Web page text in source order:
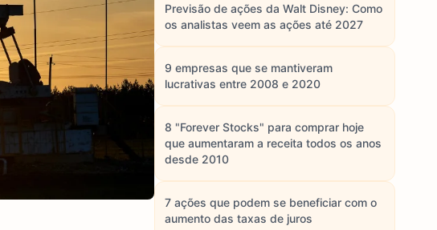
Previsão de ações da Walt Disney: Como
os analistas veem as ações até 2027
9 empresas que se mantiveram
lucrativas entre 2008 e 2020
8 "Forever Stocks" para comprar hoje
que aumentaram a receita todos os anos
desde 2010
7 ações que podem se beneficiar com o
aumento das taxas de juros